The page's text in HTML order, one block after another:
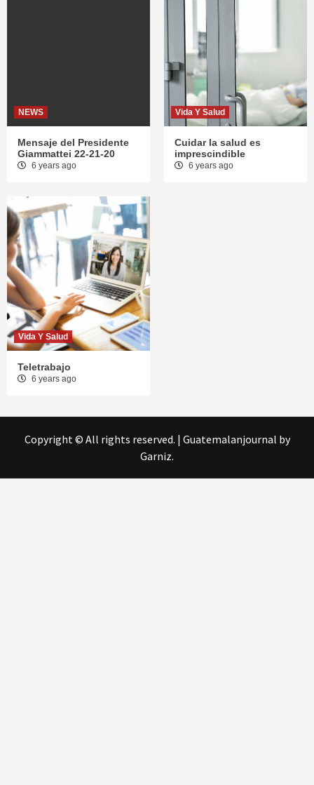
NEWS
Mensaje del Presidente
Giammattei 22-21-20
6 years ago
Vida Y Salud
Cuidar la salud es
imprescindible
6 years ago
Vida Y Salud
Teletrabajo
6 years ago
Copyright © All rights reserved. | Guatemalanjournal by
Garniz.